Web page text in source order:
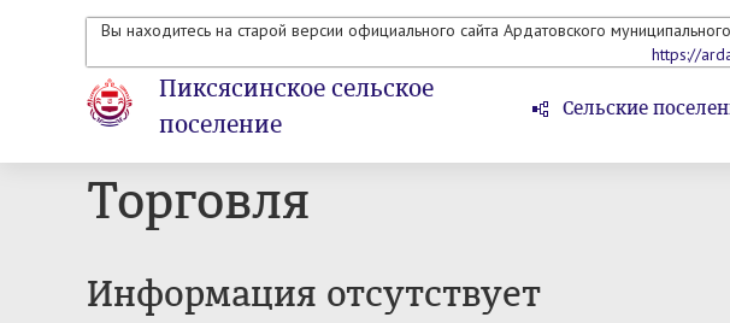
Вы находитесь на старой версии официального сайта Ардатовского
https://
Пиксясинское сельское
поселение
Сельские
Торговля
Информация отсутствует